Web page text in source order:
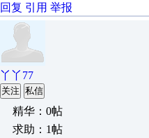
回复 引用 举报
丫丫77
关注 私信
精华：0帖
求助：1帖